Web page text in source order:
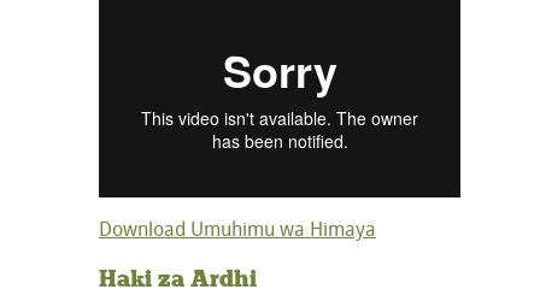
Download Umuhimu wa Himaya
Haki za Ardhi